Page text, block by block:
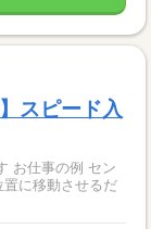
スピード入
お仕事の例 セン
に移動させるだ